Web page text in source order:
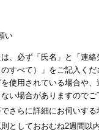
い
、必ず「氏名」と「連
すべて）」をご記入く
使用されている場合や
い場合がありますのでご
さらに詳細にお伺いする
としておおむね2週間以